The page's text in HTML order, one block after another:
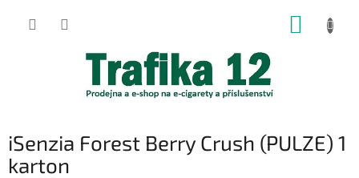
iSenzia Forest Berry Crush (PULZE) 1
karton